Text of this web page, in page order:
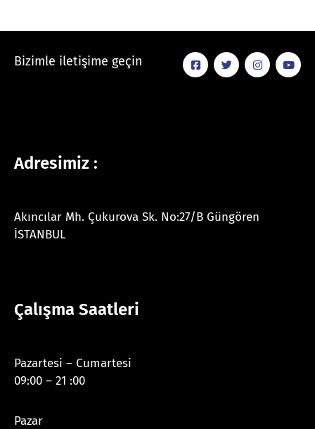
Bizimle iletişime geçin
Adresimiz :
Akıncılar Mh. Çukurova Sk. No:27/B Güngören
İSTANBUL
Çalışma Saatleri
Pazartesi – Cumartesi
09:00 – 21 :00
Pazar